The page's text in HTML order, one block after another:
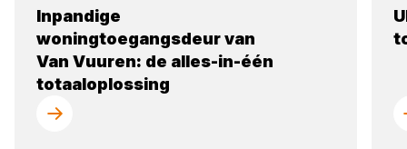
Inpandige
woningtoegangsdeur van
Van Vuuren: de alles-in-één
totaaloplossing